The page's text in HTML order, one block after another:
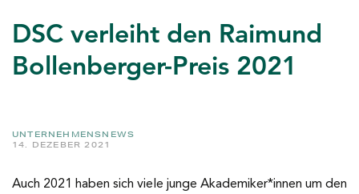
DSC verleiht den Raimund
Bollenberger-Preis 2021
UNTERNEHMENSNEWS
14. DEZEBER 2021
Auch 2021 haben sich viele junge Akademiker*innen um den